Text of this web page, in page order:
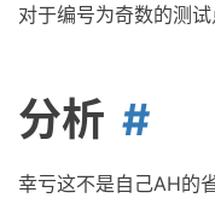
对于编号为奇数的测
分析
幸亏这不是自己AH的